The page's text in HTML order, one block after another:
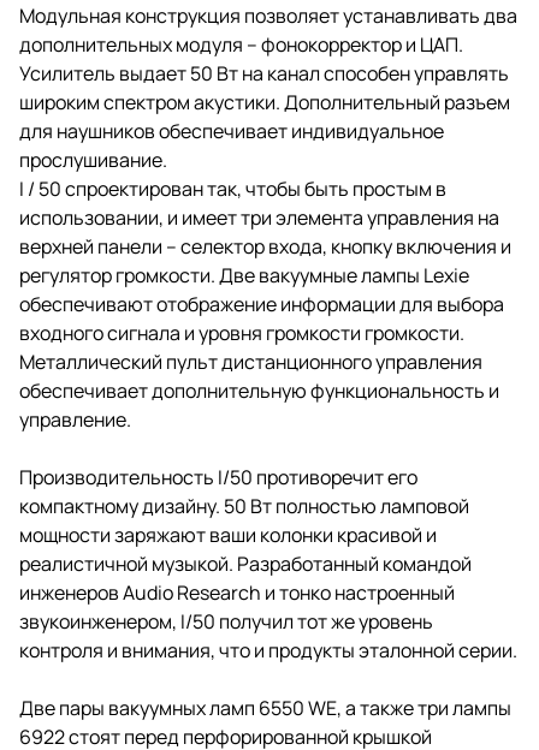
Модульная конструкция позволяет устанавливать два
дополнительных модуля – фонокорректор и ЦАП.
Усилитель выдает 50 Вт на канал способен управлять
широким спектром акустики. Дополнительный разъем
для наушников обеспечивает индивидуальное
прослушивание.
I / 50 спроектирован так, чтобы быть простым в
использовании, и имеет три элемента управления на
верхней панели – селектор входа, кнопку включения и
регулятор громкости. Две вакуумные лампы Lexie
обеспечивают отображение информации для выбора
входного сигнала и уровня громкости громкости.
Металлический пульт дистанционного управления
обеспечивает дополнительную функциональность и
управление.
Производительность I/50 противоречит его
компактному дизайну. 50 Вт полностью ламповой
мощности заряжают ваши колонки красивой и
реалистичной музыкой. Разработанный командой
инженеров Audio Research и тонко настроенный
звукоинженером, I/50 получил тот же уровень
контроля и внимания, что и продукты эталонной серии.
Две пары вакуумных ламп 6550 WE, а также три лампы
6922 стоят перед перфорированной крышкой